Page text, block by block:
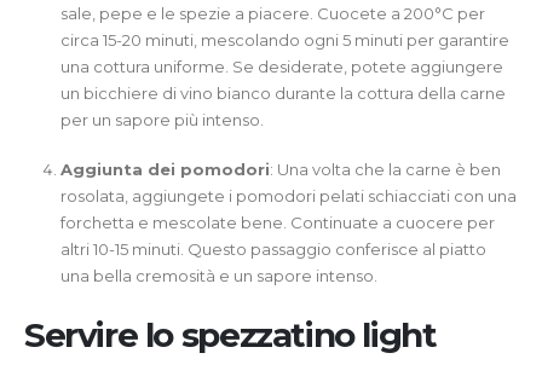
sale, pepe e le spezie a piacere. Cuocete a 200°C per
circa 15-20 minuti, mescolando ogni 5 minuti per garantire
una cottura uniforme. Se desiderate, potete aggiungere
un bicchiere di vino bianco durante la cottura della carne
per un sapore più intenso.
Aggiunta dei pomodori: Una volta che la carne è ben
rosolata, aggiungete i pomodori pelati schiacciati con una
forchetta e mescolate bene. Continuate a cuocere per
altri 10-15 minuti. Questo passaggio conferisce al piatto
una bella cremosità e un sapore intenso.
Servire lo spezzatino light